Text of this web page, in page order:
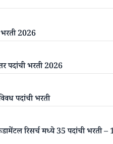
भरती 2026
भरती 2026
पदांची भरती
रिसर्च मध्ये 35 पदांची भरती –